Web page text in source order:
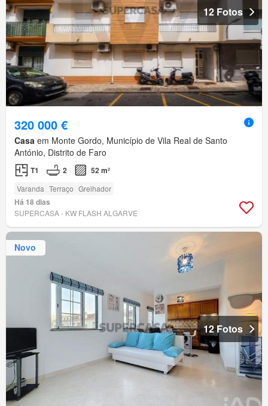
12 Fotos
320 000 €
Casa em Monte Gordo, Município de Vila Real de Santo
António, Distrito de Faro
T1 2 52 m²
Varanda Terraço Grelhador
Há 18 dias
SUPERCASA - KW FLASH ALGARVE
Novo
12 Fotos